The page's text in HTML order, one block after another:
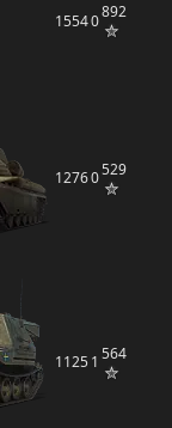
15540892
12760529
11251 564